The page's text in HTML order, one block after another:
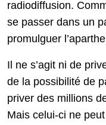
radiodiffusion.
se passer dans un
promulguer
Il ne s’agit ni de
de la possibilité de
priver des millions
Mais celui-ci ne